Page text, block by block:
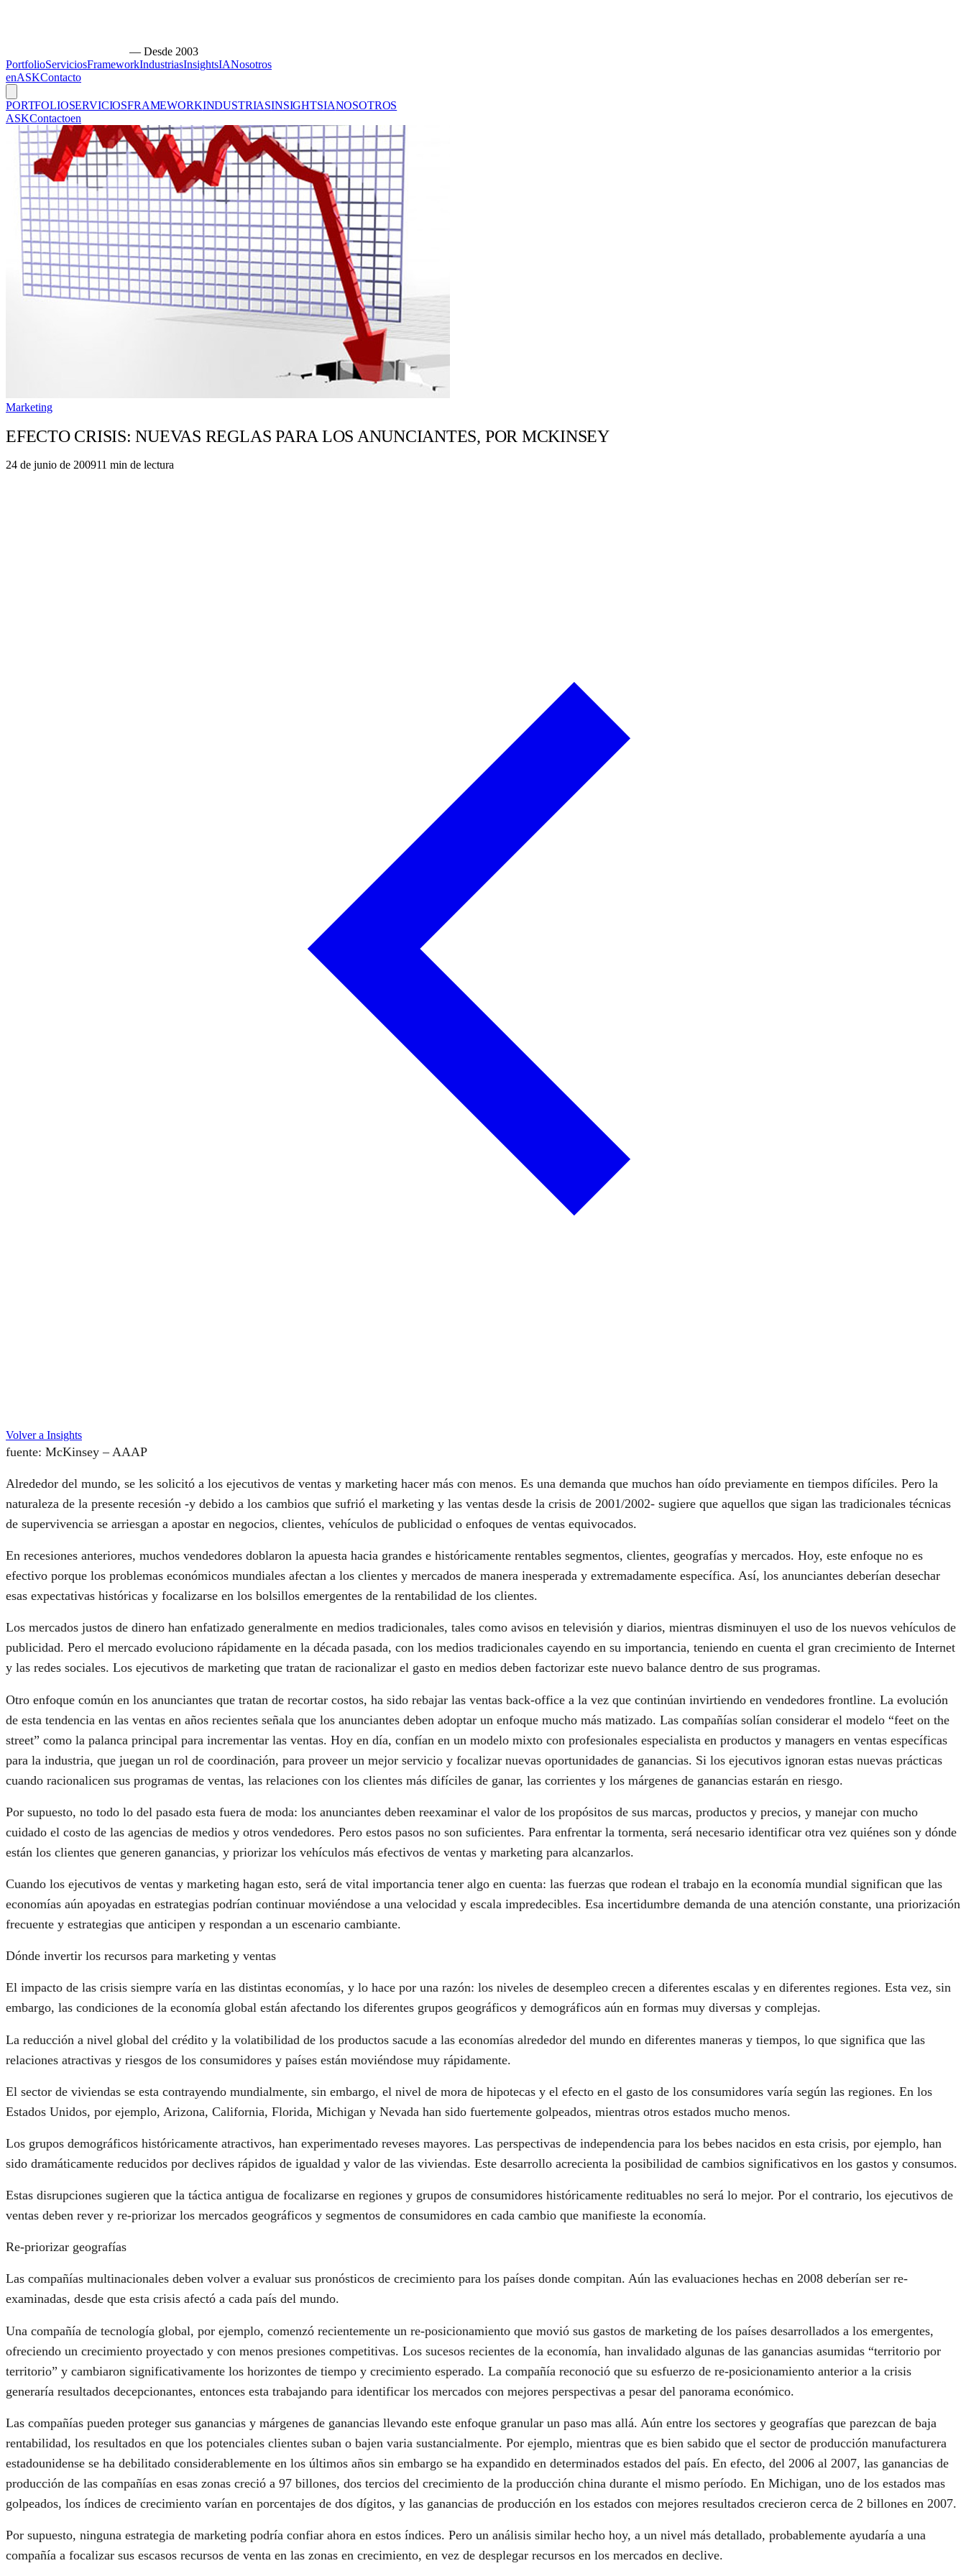
— Desde 2003
PortfolioServiciosFrameworkIndustriasInsightsIANosotros
enASKContacto
PORTFOLIOSERVICIOSFRAMEWORKINDUSTRIASINSIGHTSIANOSOTROS
ASKContactoen
Marketing
EFECTO CRISIS: NUEVAS REGLAS PARA LOS ANUNCIANTES, POR MCKINSEY
24 de junio de 200911 min de lectura
Volver a Insights
fuente: McKinsey – AAAP
Alrededor del mundo, se les solicitó a los ejecutivos de ventas y marketing hacer más con menos. Es una demanda que muchos han oído previamente en tiempos difíciles. Pero la
naturaleza de la presente recesión -y debido a los cambios que sufrió el marketing y las ventas desde la crisis de 2001/2002- sugiere que aquellos que sigan las tradicionales técnicas
de supervivencia se arriesgan a apostar en negocios, clientes, vehículos de publicidad o enfoques de ventas equivocados.
En recesiones anteriores, muchos vendedores doblaron la apuesta hacia grandes e históricamente rentables segmentos, clientes, geografías y mercados. Hoy, este enfoque no es
efectivo porque los problemas económicos mundiales afectan a los clientes y mercados de manera inesperada y extremadamente específica. Así, los anunciantes deberían desechar
esas expectativas históricas y focalizarse en los bolsillos emergentes de la rentabilidad de los clientes.
Los mercados justos de dinero han enfatizado generalmente en medios tradicionales, tales como avisos en televisión y diarios, mientras disminuyen el uso de los nuevos vehículos de
publicidad. Pero el mercado evoluciono rápidamente en la década pasada, con los medios tradicionales cayendo en su importancia, teniendo en cuenta el gran crecimiento de Internet
y las redes sociales. Los ejecutivos de marketing que tratan de racionalizar el gasto en medios deben factorizar este nuevo balance dentro de sus programas.
Otro enfoque común en los anunciantes que tratan de recortar costos, ha sido rebajar las ventas back-office a la vez que continúan invirtiendo en vendedores frontline. La evolución
de esta tendencia en las ventas en años recientes señala que los anunciantes deben adoptar un enfoque mucho más matizado. Las compañías solían considerar el modelo “feet on the
street” como la palanca principal para incrementar las ventas. Hoy en día, confían en un modelo mixto con profesionales especialista en productos y managers en ventas específicas
para la industria, que juegan un rol de coordinación, para proveer un mejor servicio y focalizar nuevas oportunidades de ganancias. Si los ejecutivos ignoran estas nuevas prácticas
cuando racionalicen sus programas de ventas, las relaciones con los clientes más difíciles de ganar, las corrientes y los márgenes de ganancias estarán en riesgo.
Por supuesto, no todo lo del pasado esta fuera de moda: los anunciantes deben reexaminar el valor de los propósitos de sus marcas, productos y precios, y manejar con mucho
cuidado el costo de las agencias de medios y otros vendedores. Pero estos pasos no son suficientes. Para enfrentar la tormenta, será necesario identificar otra vez quiénes son y dónde
están los clientes que generen ganancias, y priorizar los vehículos más efectivos de ventas y marketing para alcanzarlos.
Cuando los ejecutivos de ventas y marketing hagan esto, será de vital importancia tener algo en cuenta: las fuerzas que rodean el trabajo en la economía mundial significan que las
economías aún apoyadas en estrategias podrían continuar moviéndose a una velocidad y escala impredecibles. Esa incertidumbre demanda de una atención constante, una priorización
frecuente y estrategias que anticipen y respondan a un escenario cambiante.
Dónde invertir los recursos para marketing y ventas
El impacto de las crisis siempre varía en las distintas economías, y lo hace por una razón: los niveles de desempleo crecen a diferentes escalas y en diferentes regiones. Esta vez, sin
embargo, las condiciones de la economía global están afectando los diferentes grupos geográficos y demográficos aún en formas muy diversas y complejas.
La reducción a nivel global del crédito y la volatibilidad de los productos sacude a las economías alrededor del mundo en diferentes maneras y tiempos, lo que significa que las
relaciones atractivas y riesgos de los consumidores y países están moviéndose muy rápidamente.
El sector de viviendas se esta contrayendo mundialmente, sin embargo, el nivel de mora de hipotecas y el efecto en el gasto de los consumidores varía según las regiones. En los
Estados Unidos, por ejemplo, Arizona, California, Florida, Michigan y Nevada han sido fuertemente golpeados, mientras otros estados mucho menos.
Los grupos demográficos históricamente atractivos, han experimentado reveses mayores. Las perspectivas de independencia para los bebes nacidos en esta crisis, por ejemplo, han
sido dramáticamente reducidos por declives rápidos de igualdad y valor de las viviendas. Este desarrollo acrecienta la posibilidad de cambios significativos en los gastos y consumos.
Estas disrupciones sugieren que la táctica antigua de focalizarse en regiones y grupos de consumidores históricamente redituables no será lo mejor. Por el contrario, los ejecutivos de
ventas deben rever y re-priorizar los mercados geográficos y segmentos de consumidores en cada cambio que manifieste la economía.
Re-priorizar geografías
Las compañías multinacionales deben volver a evaluar sus pronósticos de crecimiento para los países donde compitan. Aún las evaluaciones hechas en 2008 deberían ser re-
examinadas, desde que esta crisis afectó a cada país del mundo.
Una compañía de tecnología global, por ejemplo, comenzó recientemente un re-posicionamiento que movió sus gastos de marketing de los países desarrollados a los emergentes,
ofreciendo un crecimiento proyectado y con menos presiones competitivas. Los sucesos recientes de la economía, han invalidado algunas de las ganancias asumidas “territorio por
territorio” y cambiaron significativamente los horizontes de tiempo y crecimiento esperado. La compañía reconoció que su esfuerzo de re-posicionamiento anterior a la crisis
generaría resultados decepcionantes, entonces esta trabajando para identificar los mercados con mejores perspectivas a pesar del panorama económico.
Las compañías pueden proteger sus ganancias y márgenes de ganancias llevando este enfoque granular un paso mas allá. Aún entre los sectores y geografías que parezcan de baja
rentabilidad, los resultados en que los potenciales clientes suban o bajen varia sustancialmente. Por ejemplo, mientras que es bien sabido que el sector de producción manufacturera
estadounidense se ha debilitado considerablemente en los últimos años sin embargo se ha expandido en determinados estados del país. En efecto, del 2006 al 2007, las ganancias de
producción de las compañías en esas zonas creció a 97 billones, dos tercios del crecimiento de la producción china durante el mismo período. En Michigan, uno de los estados mas
golpeados, los índices de crecimiento varían en porcentajes de dos dígitos, y las ganancias de producción en los estados con mejores resultados crecieron cerca de 2 billones en 2007.
Por supuesto, ninguna estrategia de marketing podría confiar ahora en estos índices. Pero un análisis similar hecho hoy, a un nivel más detallado, probablemente ayudaría a una
compañía a focalizar sus escasos recursos de venta en las zonas en crecimiento, en vez de desplegar recursos en los mercados en declive.